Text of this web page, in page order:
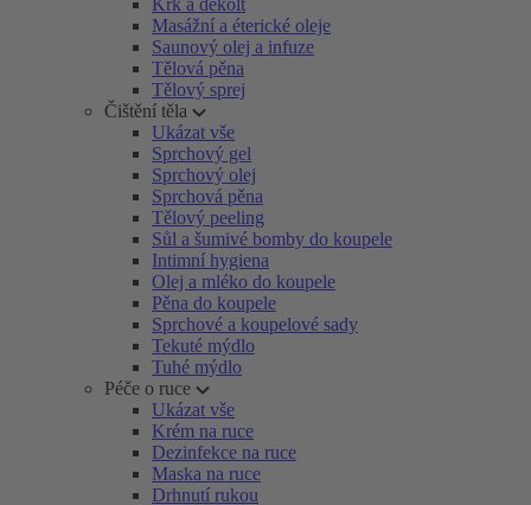
Krk a dekolt
Masážní a éterické oleje
Saunový olej a infuze
Tělová pěna
Tělový sprej
Čištění těla
Ukázat vše
Sprchový gel
Sprchový olej
Sprchová pěna
Tělový peeling
Sůl a šumivé bomby do koupele
Intimní hygiena
Olej a mléko do koupele
Pěna do koupele
Sprchové a koupelové sady
Tekuté mýdlo
Tuhé mýdlo
Péče o ruce
Ukázat vše
Krém na ruce
Dezinfekce na ruce
Maska na ruce
Drhnutí rukou